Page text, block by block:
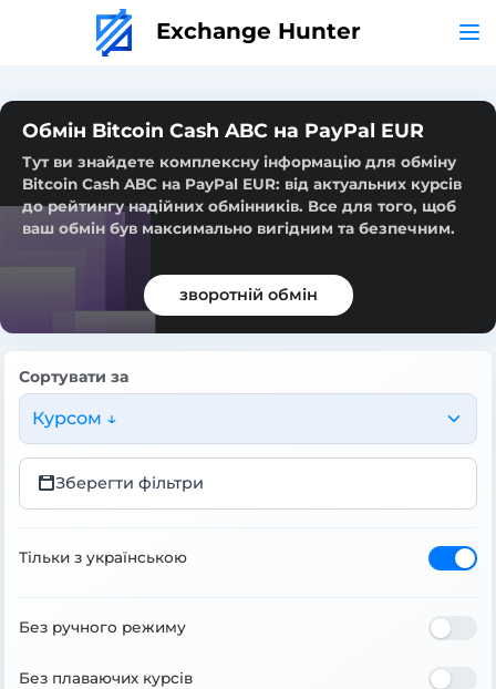
Exchange Hunter
Обмін Bitcoin Cash ABC на PayPal EUR
Тут ви знайдете комплексну інформацію для обміну
Bitcoin Cash ABC на PayPal EUR: від актуальних курсів
до рейтингу надійних обмінників. Все для того, щоб
ваш обмін був максимально вигідним та безпечним.
зворотній обмін
Сортувати за
Курсом ↓
Зберегти фільтри
Тільки з українською
Без ручного режиму
Без плаваючих курсів